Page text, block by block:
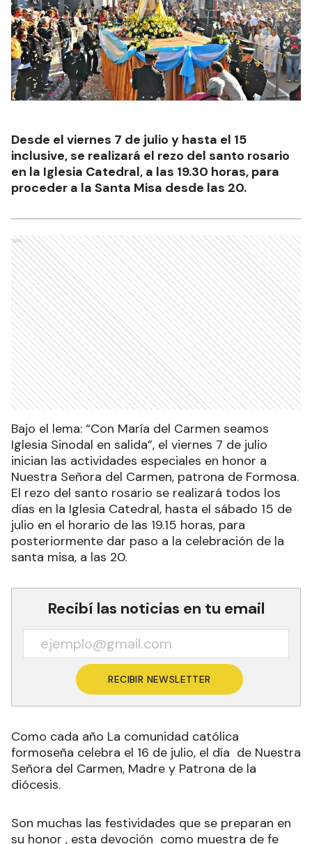
Desde el viernes 7 de julio y hasta el 15
inclusive, se realizará el rezo del santo rosario
en la Iglesia Catedral, a las 19.30 horas, para
proceder a la Santa Misa desde las 20.
Ads
Bajo el lema: “Con María del Carmen seamos
Iglesia Sinodal en salida”, el viernes 7 de julio
inician las actividades especiales en honor a
Nuestra Señora del Carmen, patrona de Formosa.
El rezo del santo rosario se realizará todos los
días en la Iglesia Catedral, hasta el sábado 15 de
julio en el horario de las 19.15 horas, para
posteriormente dar paso a la celebración de la
santa misa, a las 20.
Recibí las noticias en tu email
RECIBIR NEWSLETTER
Como cada año La comunidad católica
formoseña celebra el 16 de julio, el día de Nuestra
Señora del Carmen, Madre y Patrona de la
diócesis.
Son muchas las festividades que se preparan en
su honor , esta devoción como muestra de fe